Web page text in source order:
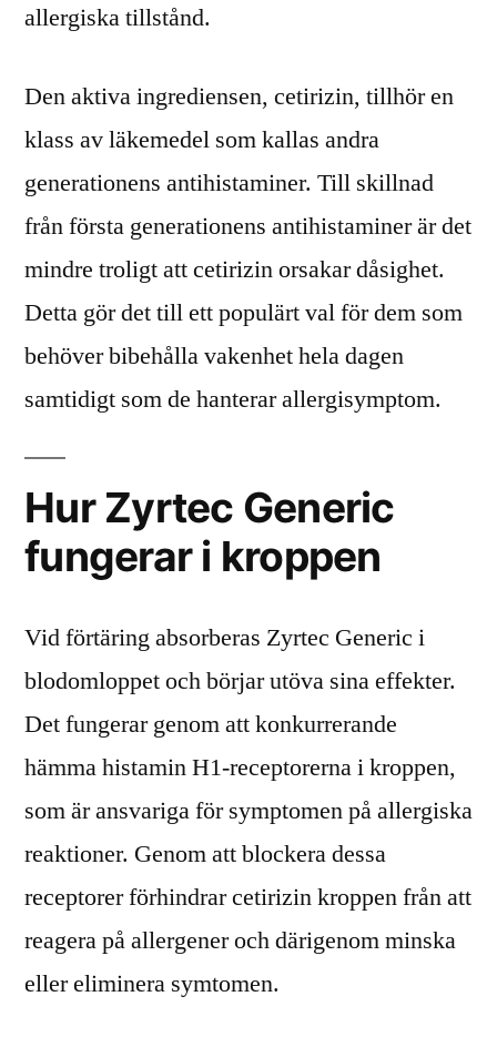
allergiska tillstånd.
Den aktiva ingrediensen, cetirizin, tillhör en
klass av läkemedel som kallas andra
generationens antihistaminer. Till skillnad
från första generationens antihistaminer är det
mindre troligt att cetirizin orsakar dåsighet.
Detta gör det till ett populärt val för dem som
behöver bibehålla vakenhet hela dagen
samtidigt som de hanterar allergisymptom.
Hur Zyrtec Generic
fungerar i kroppen
Vid förtäring absorberas Zyrtec Generic i
blodomloppet och börjar utöva sina effekter.
Det fungerar genom att konkurrerande
hämma histamin H1-receptorerna i kroppen,
som är ansvariga för symptomen på allergiska
reaktioner. Genom att blockera dessa
receptorer förhindrar cetirizin kroppen från att
reagera på allergener och därigenom minska
eller eliminera symtomen.